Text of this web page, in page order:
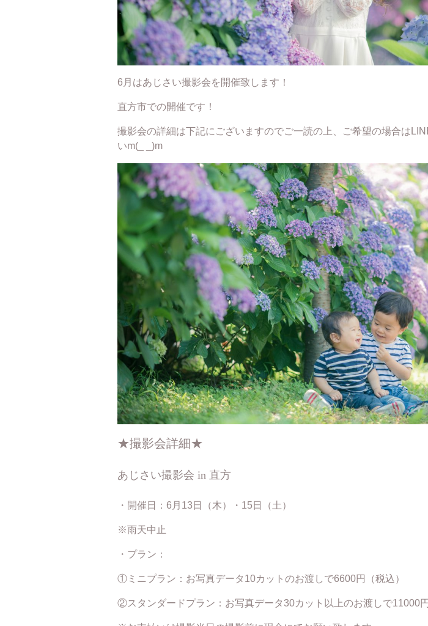
6月はあじさい撮影会を開催致します！
直方市での開催です！
撮影会の詳細は下記にございますのでご一読の上、ご希望の場合は
いm(_ _)m
★撮影会詳細★
あじさい撮影会 in 直方
・開催日：6月13日（木）・15日（土）
※雨天中止
・プラン：
①ミニプラン：お写真データ10カットのお渡しで6600円（税込）
②スタンダードプラン：お写真データ30カット以上のお渡しで11000円